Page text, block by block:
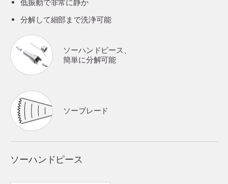
低振動で非常に静か
分解して細部まで洗浄可能
ソーハンドピース、
簡単に分解可能
ソーブレード
ソーハンドピース